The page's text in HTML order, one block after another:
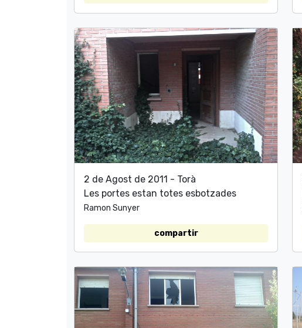
2 de Agost de 2011 - Torà
Les portes estan totes esbotzades
Ramon Sunyer
compartir